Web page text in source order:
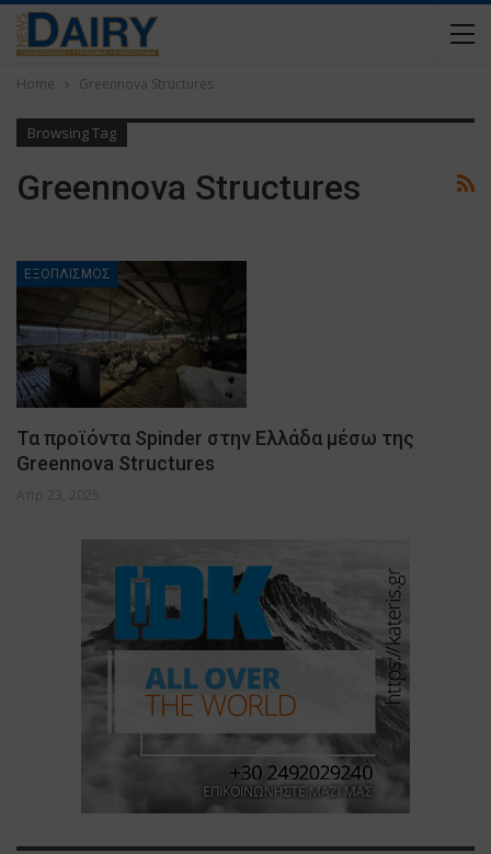
Home Greennova Structures
Browsing Tag
Greennova Structures
ΕΞΟΠΛΙΣΜΟΣ
Τα προϊόντα Spinder στην Ελλάδα μέσω της
Greennova Structures
Απρ 23, 2025